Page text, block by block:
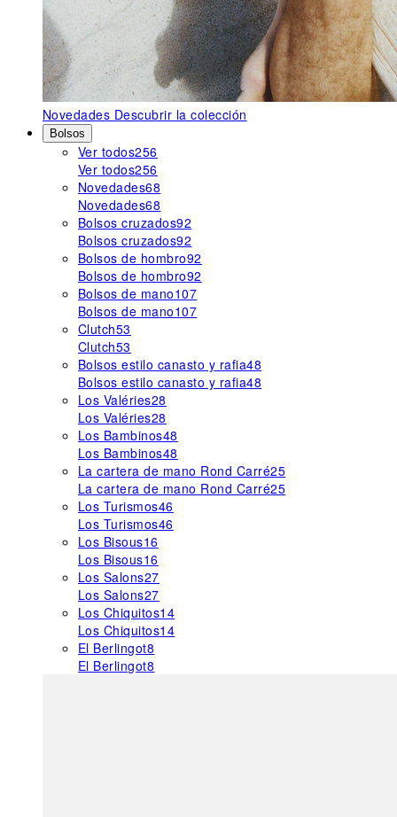
Novedades Descubrir la colección
Bolsos
Ver todos256
Ver todos256
Novedades68
Novedades68
Bolsos cruzados92
Bolsos cruzados92
Bolsos de hombro92
Bolsos de hombro92
Bolsos de mano107
Bolsos de mano107
Clutch53
Clutch53
Bolsos estilo canasto y rafia48
Bolsos estilo canasto y rafia48
Los Valéries28
Los Valéries28
Los Bambinos48
Los Bambinos48
La cartera de mano Rond Carré25
La cartera de mano Rond Carré25
Los Turismos46
Los Turismos46
Los Bisous16
Los Bisous16
Los Salons27
Los Salons27
Los Chiquitos14
Los Chiquitos14
El Berlingot8
El Berlingot8